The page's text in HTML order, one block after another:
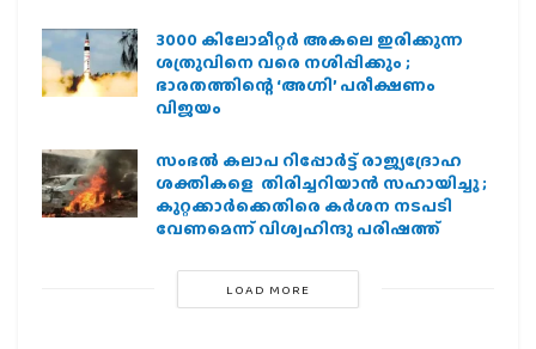
3000 കിലോമീറ്റർ അകലെ ഇരിക്കുന്ന
ശത്രുവിനെ വരെ നശിപ്പിക്കും ;
ഭാരതത്തിന്റെ ‘അഗ്നി’ പരീക്ഷണം
വിജയം
സംഭൽ കലാപ റിപ്പോർട്ട് രാജ്യദ്രോഹ
ശക്തികളെ തിരിച്ചറിയാൻ സഹായിച്ചു ;
കുറ്റക്കാർക്കെതിരെ കർശന നടപടി
വേണമെന്ന് വിശ്വഹിന്ദു പരിഷത്ത്
LOAD MORE